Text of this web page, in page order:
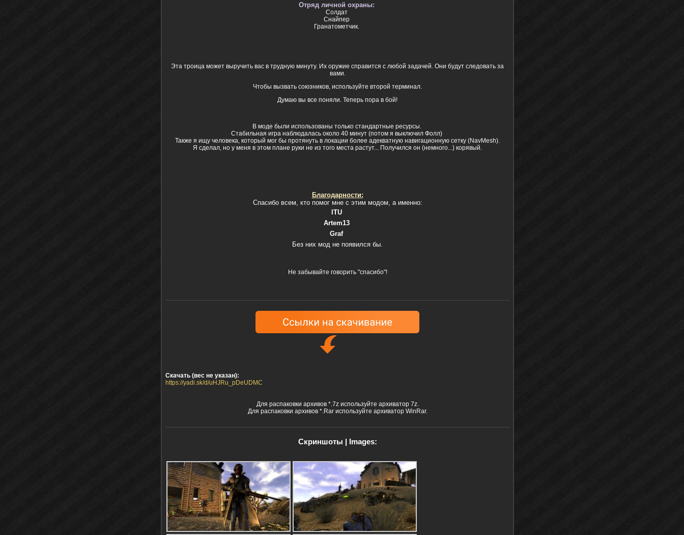
Отряд личной охраны:
Солдат
Снайпер
Гранатометчик.
Эта троица может выручить вас в трудную минуту. Их оружие справится с любой задачей. Они будут следовать за
вами.
Чтобы вызвать союзников, используйте второй терминал.
Думаю вы все поняли. Теперь пора в бой!
В моде были использованы только стандартные ресурсы.
Стабильная игра наблюдалась около 40 минут (потом я выключил Фолл)
Также я ищу человека, который мог бы протянуть в локации более адекватную навигационную сетку (NavMesh).
Я сделал, но у меня в этом плане руки не из того места растут... Получился он (немного...) корявый.
Благодарности:
Спасибо всем, кто помог мне с этим модом, а именно:
ITU
Artem13
Graf
Без них мод не появился бы.
Не забывайте говорить "спасибо"!
Скачать (вес не указан):
https://yadi.sk/d/uHJRu_pDeUDMC
Для распаковки архивов *.7z используйте архиватор 7z.
Для распаковки архивов *.Rar используйте архиватор WinRar.
Скриншоты | Images: